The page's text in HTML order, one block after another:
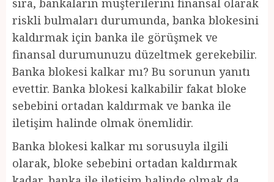
sıra, bankaların müşterilerini finansal olarak
riskli bulmaları durumunda, banka blokesini
kaldırmak için banka ile görüşmek ve
finansal durumunuzu düzeltmek gerekebilir.
Banka blokesi kalkar mı? Bu sorunun yanıtı
evettir. Banka blokesi kalkabilir fakat bloke
sebebini ortadan kaldırmak ve banka ile
iletişim halinde olmak önemlidir.
Banka blokesi kalkar mı sorusuyla ilgili
olarak, bloke sebebini ortadan kaldırmak